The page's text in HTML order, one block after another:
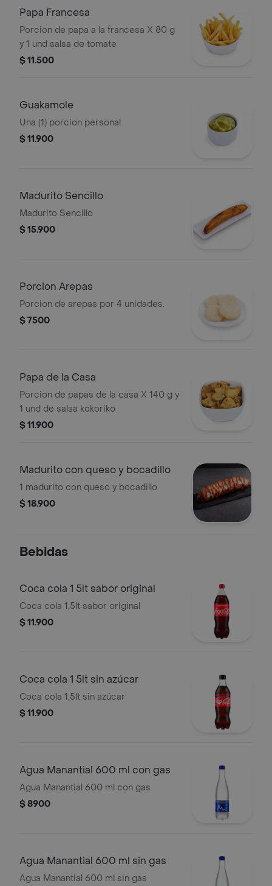
Papa Francesa
Porcion de papa a la francesa X 80 g
y 1 und salsa de tomate
$ 11.500
Guakamole
Una (1) porcion personal
$ 11.900
Madurito Sencillo
Madurito Sencillo
$ 15.900
Porcion Arepas
Porcion de arepas por 4 unidades.
$ 7500
Papa de la Casa
Porcion de papas de la casa X 140 g y
1 und de salsa kokoriko
$ 11.900
Madurito con queso y bocadillo
1 madurito con queso y bocadillo
$ 18.900
Bebidas
Coca cola 1 5lt sabor original
Coca cola 1,5lt sabor original
$ 11.900
Coca cola 1 5lt sin azúcar
Coca cola 1,5lt sin azúcar
$ 11.900
Agua Manantial 600 ml con gas
Agua Manantial 600 ml con gas
$ 8900
Agua Manantial 600 ml sin gas
Agua Manantial 600 ml sin gas